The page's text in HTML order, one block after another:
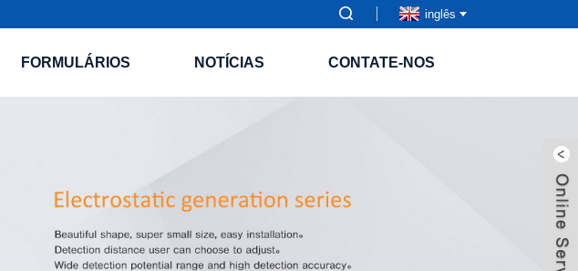
inglês
FORMULÁRIOS NOTÍCIAS CONTATE-NOS